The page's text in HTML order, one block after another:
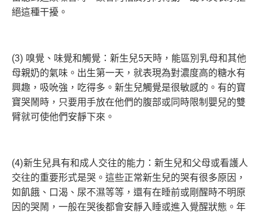
絕這種干擾。
(3) 嗅覺、味覺和觸覺：新生兒5天時，能區別乳母和其他
母親奶的氣味。出生第一天，就表現為對濃度高的糖水有
興趣，吸吮強，吃得多。新生兒觸覺是很敏感的。有的寶
寶哭鬧時，只要用手放在他們的腹部或同時限制嬰兒的雙
臂就可使他們安靜下來。
(4)新生兒具有和成人交往的能力：新生兒和父母或看護人
交往的重要形式是哭。這些正常新生兒的哭有很多原因，
如飢餓、口渴、尿不濕等等，還有在睡前或剛醒時不明原
因的哭鬧，一般在哭後都會安靜入睡或進入覺醒狀態。年